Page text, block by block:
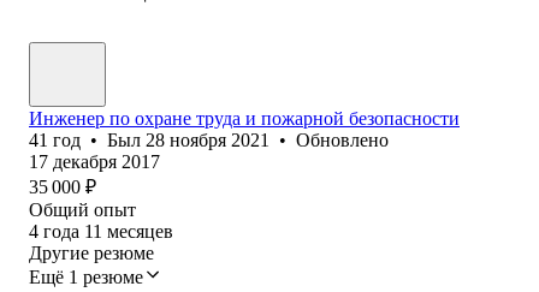
Инженер по охране труда и пожарной безопасности
41 год • Был 28 ноября 2021 • Обновлено
17 декабря 2017
35 000 ₽
Общий опыт
4 года 11 месяцев
Другие резюме
Ещё 1 резюме